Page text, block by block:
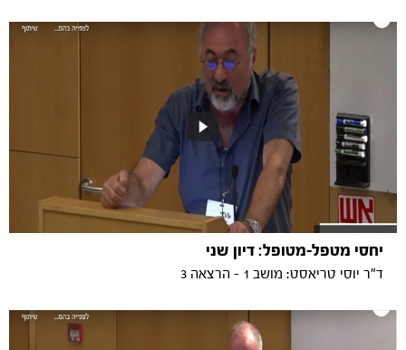
יחסי מטפל-מטופל: דיון שני
ד"ר יוסי טריאסט: מושב 1 - הרצאה 3